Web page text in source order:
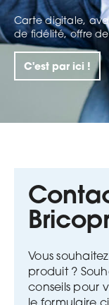
Carte digitale,
de fidélité, offre
C'est par ici !
Vous
produit ?
conseils pour
le formulaire